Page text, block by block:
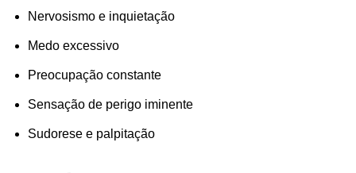
Nervosismo e inquietação
Medo excessivo
Preocupação constante
Sensação de perigo iminente
Sudorese e palpitação